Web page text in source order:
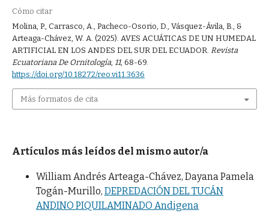
Cómo citar
Molina, P., Carrasco, A., Pacheco-Osorio, D., Vásquez-Ávila, B., &
Arteaga-Chávez, W. A. (2025). AVES ACUÁTICAS DE UN HUMEDAL
ARTIFICIAL EN LOS ANDES DEL SUR DEL ECUADOR. Revista
Ecuatoriana De Ornitología, 11, 68-69.
https://doi.org/10.18272/reo.vi11.3636
Más formatos de cita
Artículos más leídos del mismo autor/a
William Andrés Arteaga-Chávez, Dayana Pamela
Togán-Murillo, DEPREDACIÓN DEL TUCÁN
ANDINO PIQUILAMINADO Andigena